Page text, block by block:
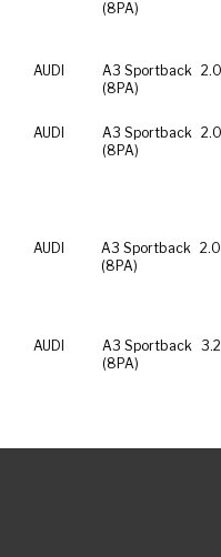
(8PA)
AUDI
A3 Sportback
(8PA)
AUDI
A3 Sportback
(8PA)
AUDI
A3 Sportback
(8PA)
AUDI
A3 Sportback
(8PA)